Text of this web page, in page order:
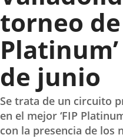
torneo de
de junio
Se trata de un circuito
en el mejor ‘FIP
con la presencia de los